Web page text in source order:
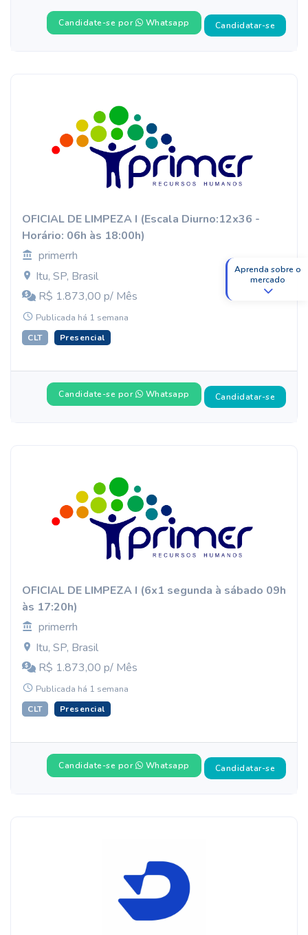
Candidate-se por Whatsapp Candidatar-se
OFICIAL DE LIMPEZA I (Escala Diurno:12x36 -
Horário: 06h às 18:00h)
primerrh
Itu, SP, Brasil
R$ 1.873,00 p/ Mês
Publicada há 1 semana
CLT Presencial
Candidate-se por Whatsapp Candidatar-se
OFICIAL DE LIMPEZA I (6x1 segunda à sábado 09h
às 17:20h)
primerrh
Itu, SP, Brasil
R$ 1.873,00 p/ Mês
Publicada há 1 semana
CLT Presencial
Candidate-se por Whatsapp Candidatar-se
Aprenda sobre o
mercado